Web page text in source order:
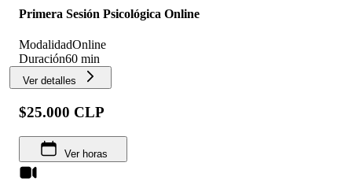
Primera Sesión Psicológica Online
ModalidadOnline
Duración60 min
Ver detalles
$25.000 CLP
Ver horas